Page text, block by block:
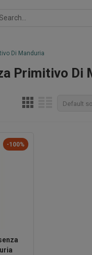
Di Manduria
Primitivo Di
-100%